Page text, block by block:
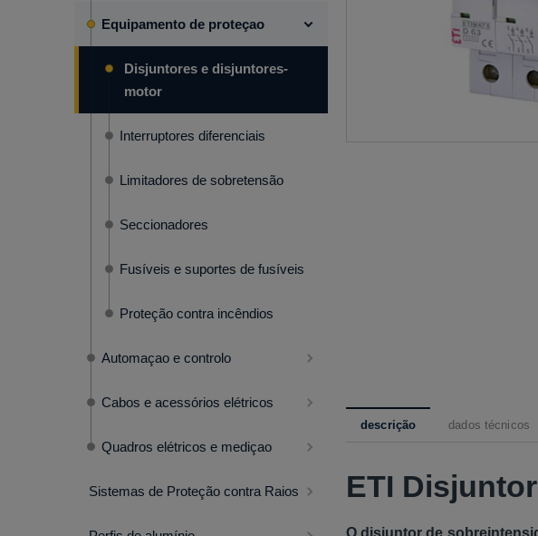
Equipamento de proteçao
Disjuntores e disjuntores-
motor
Interruptores diferenciais
Limitadores de sobretensão
Seccionadores
Fusíveis e suportes de fusíveis
Proteção contra incêndios
Automaçao e controlo
Cabos e acessórios elétricos
Quadros elétricos e mediçao
Sistemas de Proteção contra Raios
descrição dados técnicos
ETI
O disjuntor de